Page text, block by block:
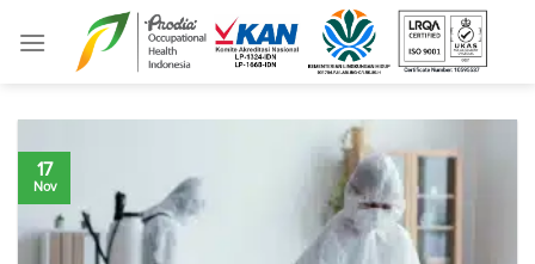
17
Nov